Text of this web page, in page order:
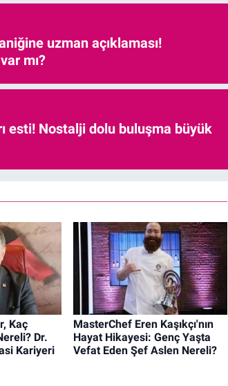
uzman açıklaması!
mı?
esti! Nostalji dolu buluşma büyük
Kaç
Dr.
Kariyeri
MasterChef Eren Kaşıkçı'nın
Hayat Hikayesi: Genç Yaşta
Vefat Eden Şef Aslen Nereli?